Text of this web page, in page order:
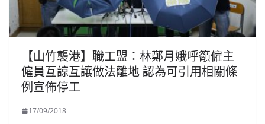
【山竹襲港】職工盟：林鄭月娥呼籲僱主
僱員互諒互讓做法離地 認為可引用相關條
例宣佈停工
17/09/2018